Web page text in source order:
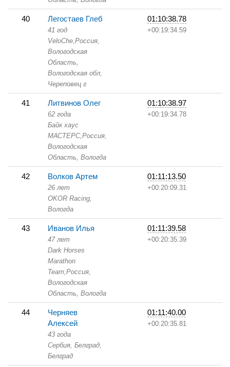
40 Легостаев Глеб
41 год
VeloChe,Россия,
Вологодская
Область,
Вологодская обл,
Череповец г
01:10:38.78
+00:19:34.59
41 Литвинов Олег
62 года
Байк хаус
МАСТЕРС,Россия,
Вологодская
Область, Вологда
01:10:38.97
+00:19:34.78
42 Волков Артем
26 лет
OKOR Racing,
Вологда
01:11:13.50
+00:20:09.31
43 Иванов Илья
47 лет
Dark Horses
Marathon
Team,Россия,
Вологодская
Область, Вологда
01:11:39.58
+00:20:35.39
44
Черняев
Алексей
43 года
Сербия, Белград,
Белград
01:11:40.00
+00:20:35.81